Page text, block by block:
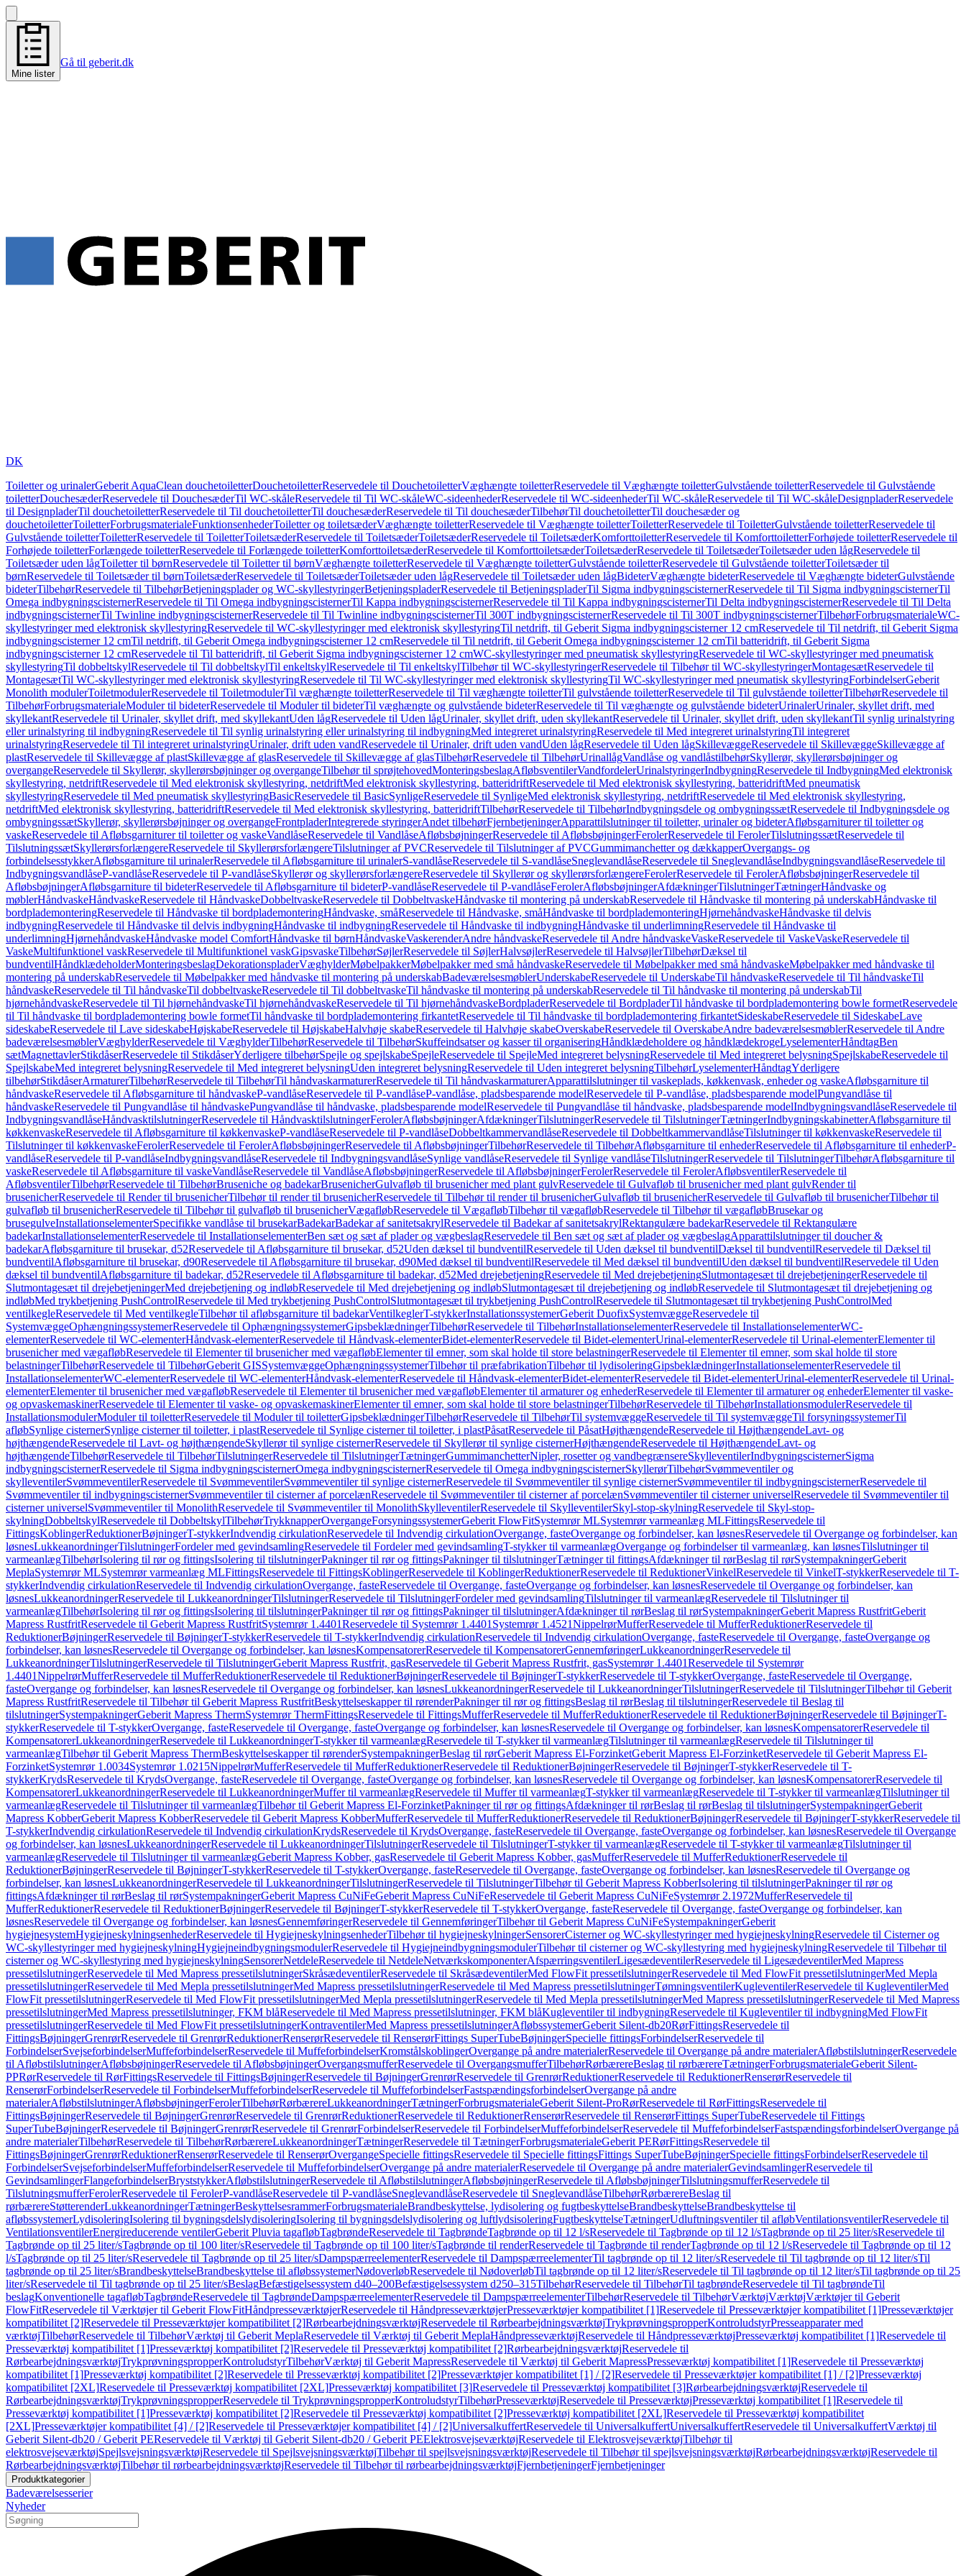
Mine lister
Gå til geberit.dk
DK
Toiletter og urinalerGeberit AquaClean douchetoiletterDouchetoiletterReservedele til DouchetoiletterVæghængte toiletterReservedele til Væghængte toiletterGulvstående toiletterReservedele til Gulvstående
toiletterDouchesæderReservedele til DouchesæderTil WC-skåleReservedele til Til WC-skåleWC-sideenhederReservedele til WC-sideenhederTil WC-skåleReservedele til Til WC-skåleDesignpladerReservedele
til DesignpladerTil douchetoiletterReservedele til Til douchetoiletterTil douchesæderReservedele til Til douchesæderTilbehørTil douchetoiletterTil douchesæder og
douchetoiletterToiletterForbrugsmaterialeFunktionsenhederToiletter og toiletsæderVæghængte toiletterReservedele til Væghængte toiletterToiletterReservedele til ToiletterGulvstående toiletterReservedele til
Gulvstående toiletterToiletterReservedele til ToiletterToiletsæderReservedele til ToiletsæderToiletsæderReservedele til ToiletsæderKomforttoiletterReservedele til KomforttoiletterForhøjede toiletterReservedele til
Forhøjede toiletterForlængede toiletterReservedele til Forlængede toiletterKomforttoiletsæderReservedele til KomforttoiletsæderToiletsæderReservedele til ToiletsæderToiletsæder uden lågReservedele til
Toiletsæder uden lågToiletter til børnReservedele til Toiletter til børnVæghængte toiletterReservedele til Væghængte toiletterGulvstående toiletterReservedele til Gulvstående toiletterToiletsæder til
børnReservedele til Toiletsæder til børnToiletsæderReservedele til ToiletsæderToiletsæder uden lågReservedele til Toiletsæder uden lågBideterVæghængte bideterReservedele til Væghængte bideterGulvstående
bideterTilbehørReservedele til TilbehørBetjeningsplader og WC-skyllestyringerBetjeningspladerReservedele til BetjeningspladerTil Sigma indbygningscisternerReservedele til Til Sigma indbygningscisternerTil
Omega indbygningscisternerReservedele til Til Omega indbygningscisternerTil Kappa indbygningscisternerReservedele til Til Kappa indbygningscisternerTil Delta indbygningscisternerReservedele til Til Delta
indbygningscisternerTil Twinline indbygningscisternerReservedele til Til Twinline indbygningscisternerTil 300T indbygningscisternerReservedele til Til 300T indbygningscisternerTilbehørForbrugsmaterialeWC-
skyllestyringer med elektronisk skyllestyringReservedele til WC-skyllestyringer med elektronisk skyllestyringTil netdrift, til Geberit Sigma indbygningscisterner 12 cmReservedele til Til netdrift, til Geberit Sigma
indbygningscisterner 12 cmTil netdrift, til Geberit Omega indbygningscisterner 12 cmReservedele til Til netdrift, til Geberit Omega indbygningscisterner 12 cmTil batteridrift, til Geberit Sigma
indbygningscisterner 12 cmReservedele til Til batteridrift, til Geberit Sigma indbygningscisterner 12 cmWC-skyllestyringer med pneumatisk skyllestyringReservedele til WC-skyllestyringer med pneumatisk
skyllestyringTil dobbeltskylReservedele til Til dobbeltskylTil enkeltskylReservedele til Til enkeltskylTilbehør til WC-skyllestyringerReservedele til Tilbehør til WC-skyllestyringerMontagesætReservedele til
MontagesætTil WC-skyllestyringer med elektronisk skyllestyringReservedele til Til WC-skyllestyringer med elektronisk skyllestyringTil WC-skyllestyringer med pneumatisk skyllestyringForbindelserGeberit
Monolith modulerToiletmodulerReservedele til ToiletmodulerTil væghængte toiletterReservedele til Til væghængte toiletterTil gulvstående toiletterReservedele til Til gulvstående toiletterTilbehørReservedele til
TilbehørForbrugsmaterialeModuler til bideterReservedele til Moduler til bideterTil væghængte og gulvstående bideterReservedele til Til væghængte og gulvstående bideterUrinalerUrinaler, skyllet drift, med
skyllekantReservedele til Urinaler, skyllet drift, med skyllekantUden lågReservedele til Uden lågUrinaler, skyllet drift, uden skyllekantReservedele til Urinaler, skyllet drift, uden skyllekantTil synlig urinalstyring
eller urinalstyring til indbygningReservedele til Til synlig urinalstyring eller urinalstyring til indbygningMed integreret urinalstyringReservedele til Med integreret urinalstyringTil integreret
urinalstyringReservedele til Til integreret urinalstyringUrinaler, drift uden vandReservedele til Urinaler, drift uden vandUden lågReservedele til Uden lågSkillevæggeReservedele til SkillevæggeSkillevægge af
plastReservedele til Skillevægge af plastSkillevægge af glasReservedele til Skillevægge af glasTilbehørReservedele til TilbehørUrinallågVandlåse og vandlåstilbehørSkyllerør, skyllerørsbøjninger og
overgangeReservedele til Skyllerør, skyllerørsbøjninger og overgangeTilbehør til sprøjtehovedMonteringsbeslagAfløbsventilerVandfordelerUrinalstyringerIndbygningReservedele til IndbygningMed elektronisk
skyllestyring, netdriftReservedele til Med elektronisk skyllestyring, netdriftMed elektronisk skyllestyring, batteridriftReservedele til Med elektronisk skyllestyring, batteridriftMed pneumatisk
skyllestyringReservedele til Med pneumatisk skyllestyringBasicReservedele til BasicSynligeReservedele til SynligeMed elektronisk skyllestyring, netdriftReservedele til Med elektronisk skyllestyring,
netdriftMed elektronisk skyllestyring, batteridriftReservedele til Med elektronisk skyllestyring, batteridriftTilbehørReservedele til TilbehørIndbygningsdele og ombygningssætReservedele til Indbygningsdele og
ombygningssætSkyllerør, skyllerørsbøjninger og overgangeFrontpladerIntegrerede styringerAndet tilbehørFjernbetjeningerApparattilslutninger til toiletter, urinaler og bideterAfløbsgarniturer til toiletter og
vaskeReservedele til Afløbsgarniturer til toiletter og vaskeVandlåseReservedele til VandlåseAfløbsbøjningerReservedele til AfløbsbøjningerFerolerReservedele til FerolerTilslutningssætReservedele til
TilslutningssætSkyllerørsforlængereReservedele til SkyllerørsforlængereTilslutninger af PVCReservedele til Tilslutninger af PVCGummimanchetter og dækkapperOvergangs- og
forbindelsesstykkerAfløbsgarniture til urinalerReservedele til Afløbsgarniture til urinalerS-vandlåseReservedele til S-vandlåseSneglevandlåseReservedele til SneglevandlåseIndbygningsvandlåseReservedele til
IndbygningsvandlåseP-vandlåseReservedele til P-vandlåseSkyllerør og skyllerørsforlængereReservedele til Skyllerør og skyllerørsforlængereFerolerReservedele til FerolerAfløbsbøjningerReservedele til
AfløbsbøjningerAfløbsgarniture til bideterReservedele til Afløbsgarniture til bideterP-vandlåseReservedele til P-vandlåseFerolerAfløbsbøjningerAfdækningerTilslutningerTætningerHåndvaske og
møblerHåndvaskeHåndvaskeReservedele til HåndvaskeDobbeltvaskeReservedele til DobbeltvaskeHåndvaske til montering på underskabReservedele til Håndvaske til montering på underskabHåndvaske til
bordplademonteringReservedele til Håndvaske til bordplademonteringHåndvaske, småReservedele til Håndvaske, småHåndvaske til bordplademonteringHjørnehåndvaskeHåndvaske til delvis
indbygningReservedele til Håndvaske til delvis indbygningHåndvaske til indbygningReservedele til Håndvaske til indbygningHåndvaske til underlimningReservedele til Håndvaske til
underlimningHjørnehåndvaskeHåndvaske model ComfortHåndvaske til børnHåndvaskeVaskerenderAndre håndvaskeReservedele til Andre håndvaskeVaskeReservedele til VaskeVaskeReservedele til
VaskeMultifunktionel vaskReservedele til Multifunktionel vaskGipsvaskeTilbehørSøjlerReservedele til SøjlerHalvsøjlerReservedele til HalvsøjlerTilbehørDæksel til
bundventilHåndklædeholderMonteringsbeslagDekorationspladerVæghylderMøbelpakkerMøbelpakker med små håndvaskeReservedele til Møbelpakker med små håndvaskeMøbelpakker med håndvaske til
montering på underskabReservedele til Møbelpakker med håndvaske til montering på underskabBadeværelsesmøblerUnderskabeReservedele til UnderskabeTil håndvaskeReservedele til Til håndvaskeTil
håndvaskeReservedele til Til håndvaskeTil dobbeltvaskeReservedele til Til dobbeltvaskeTil håndvaske til montering på underskabReservedele til Til håndvaske til montering på underskabTil
hjørnehåndvaskeReservedele til Til hjørnehåndvaskeTil hjørnehåndvaskeReservedele til Til hjørnehåndvaskeBordpladerReservedele til BordpladerTil håndvaske til bordplademontering bowle formetReservedele
til Til håndvaske til bordplademontering bowle formetTil håndvaske til bordplademontering firkantetReservedele til Til håndvaske til bordplademontering firkantetSideskabeReservedele til SideskabeLave
sideskabeReservedele til Lave sideskabeHøjskabeReservedele til HøjskabeHalvhøje skabeReservedele til Halvhøje skabeOverskabeReservedele til OverskabeAndre badeværelsesmøblerReservedele til Andre
badeværelsesmøblerVæghylderReservedele til VæghylderTilbehørReservedele til TilbehørSkuffeindsatser og kasser til organiseringHåndklædeholdere og håndklædekrogeLyselementerHåndtagBen
sætMagnettavlerStikdåserReservedele til StikdåserYderligere tilbehørSpejle og spejlskabeSpejleReservedele til SpejleMed integreret belysningReservedele til Med integreret belysningSpejlskabeReservedele til
SpejlskabeMed integreret belysningReservedele til Med integreret belysningUden integreret belysningReservedele til Uden integreret belysningTilbehørLyselementerHåndtagYderligere
tilbehørStikdåserArmaturerTilbehørReservedele til TilbehørTil håndvaskarmaturerReservedele til Til håndvaskarmaturerApparattilslutninger til vaskeplads, køkkenvask, enheder og vaskeAfløbsgarniture til
håndvaskeReservedele til Afløbsgarniture til håndvaskeP-vandlåseReservedele til P-vandlåseP-vandlåse, pladsbesparende modelReservedele til P-vandlåse, pladsbesparende modelPungvandlåse til
håndvaskeReservedele til Pungvandlåse til håndvaskePungvandlåse til håndvaske, pladsbesparende modelReservedele til Pungvandlåse til håndvaske, pladsbesparende modelIndbygningsvandlåseReservedele til
IndbygningsvandlåseHåndvasktilslutningerReservedele til HåndvasktilslutningerFerolerAfløbsbøjningerAfdækningerTilslutningerReservedele til TilslutningerTætningerIndbygningskabinetterAfløbsgarniture til
køkkenvaskeReservedele til Afløbsgarniture til køkkenvaskeP-vandlåseReservedele til P-vandlåseDobbeltkammervandlåseReservedele til DobbeltkammervandlåseTilslutninger til køkkenvaskeReservedele til
Tilslutninger til køkkenvaskeFerolerReservedele til FerolerAfløbsbøjningerReservedele til AfløbsbøjningerTilbehørReservedele til TilbehørAfløbsgarniture til enhederReservedele til Afløbsgarniture til enhederP-
vandlåseReservedele til P-vandlåseIndbygningsvandlåseReservedele til IndbygningsvandlåseSynlige vandlåseReservedele til Synlige vandlåseTilslutningerReservedele til TilslutningerTilbehørAfløbsgarniture til
vaskeReservedele til Afløbsgarniture til vaskeVandlåseReservedele til VandlåseAfløbsbøjningerReservedele til AfløbsbøjningerFerolerReservedele til FerolerAfløbsventilerReservedele til
AfløbsventilerTilbehørReservedele til TilbehørBruseniche og badekarBrusenicherGulvafløb til brusenicher med plant gulvReservedele til Gulvafløb til brusenicher med plant gulvRender til
brusenicherReservedele til Render til brusenicherTilbehør til render til brusenicherReservedele til Tilbehør til render til brusenicherGulvafløb til brusenicherReservedele til Gulvafløb til brusenicherTilbehør til
gulvafløb til brusenicherReservedele til Tilbehør til gulvafløb til brusenicherVægafløbReservedele til VægafløbTilbehør til vægafløbReservedele til Tilbehør til vægafløbBrusekar og
brusegulveInstallationselementerSpecifikke vandlåse til brusekarBadekarBadekar af sanitetsakrylReservedele til Badekar af sanitetsakrylRektangulære badekarReservedele til Rektangulære
badekarInstallationselementerReservedele til InstallationselementerBen sæt og sæt af plader og vægbeslagReservedele til Ben sæt og sæt af plader og vægbeslagApparattilslutninger til doucher &
badekarAfløbsgarniture til brusekar, d52Reservedele til Afløbsgarniture til brusekar, d52Uden dæksel til bundventilReservedele til Uden dæksel til bundventilDæksel til bundventilReservedele til Dæksel til
bundventilAfløbsgarniture til brusekar, d90Reservedele til Afløbsgarniture til brusekar, d90Med dæksel til bundventilReservedele til Med dæksel til bundventilUden dæksel til bundventilReservedele til Uden
dæksel til bundventilAfløbsgarniture til badekar, d52Reservedele til Afløbsgarniture til badekar, d52Med drejebetjeningReservedele til Med drejebetjeningSlutmontagesæt til drejebetjeningerReservedele til
Slutmontagesæt til drejebetjeningerMed drejebetjening og indløbReservedele til Med drejebetjening og indløbSlutmontagesæt til drejebetjening og indløbReservedele til Slutmontagesæt til drejebetjening og
indløbMed trykbetjening PushControlReservedele til Med trykbetjening PushControlSlutmontagesæt til trykbetjening PushControlReservedele til Slutmontagesæt til trykbetjening PushControlMed
ventilkegleReservedele til Med ventilkegleTilbehør til afløbsgarniture til badekarVentilkeglerT-stykkerInstallationssystemerGeberit DuofixSystemvæggeReservedele til
SystemvæggeOphængningssystemerReservedele til OphængningssystemerGipsbeklædningerTilbehørReservedele til TilbehørInstallationselementerReservedele til InstallationselementerWC-
elementerReservedele til WC-elementerHåndvask-elementerReservedele til Håndvask-elementerBidet-elementerReservedele til Bidet-elementerUrinal-elementerReservedele til Urinal-elementerElementer til
brusenicher med vægafløbReservedele til Elementer til brusenicher med vægafløbElementer til emner, som skal holde til store belastningerReservedele til Elementer til emner, som skal holde til store
belastningerTilbehørReservedele til TilbehørGeberit GISSystemvæggeOphængningssystemerTilbehør til præfabrikationTilbehør til lydisoleringGipsbeklædningerInstallationselementerReservedele til
InstallationselementerWC-elementerReservedele til WC-elementerHåndvask-elementerReservedele til Håndvask-elementerBidet-elementerReservedele til Bidet-elementerUrinal-elementerReservedele til Urinal-
elementerElementer til brusenicher med vægafløbReservedele til Elementer til brusenicher med vægafløbElementer til armaturer og enhederReservedele til Elementer til armaturer og enhederElementer til vaske-
og opvaskemaskinerReservedele til Elementer til vaske- og opvaskemaskinerElementer til emner, som skal holde til store belastningerTilbehørReservedele til TilbehørInstallationsmodulerReservedele til
InstallationsmodulerModuler til toiletterReservedele til Moduler til toiletterGipsbeklædningerTilbehørReservedele til TilbehørTil systemvæggeReservedele til Til systemvæggeTil forsyningssystemerTil
afløbSynlige cisternerSynlige cisterner til toiletter, i plastReservedele til Synlige cisterner til toiletter, i plastPåsatReservedele til PåsatHøjthængendeReservedele til HøjthængendeLavt- og
højthængendeReservedele til Lavt- og højthængendeSkyllerør til synlige cisternerReservedele til Skyllerør til synlige cisternerHøjthængendeReservedele til HøjthængendeLavt- og
højthængendeTilbehørReservedele til TilbehørTilslutningerReservedele til TilslutningerTætningerGummimanchetterNipler, rosetter og vandbegrænsereSkylleventilerIndbygningscisternerSigma
indbygningscisternerReservedele til Sigma indbygningscisternerOmega indbygningscisternerReservedele til Omega indbygningscisternerSkyllerørTilbehørSvømmeventiler og
skylleventilerSvømmeventilerReservedele til SvømmeventilerSvømmeventiler til synlige cisternerReservedele til Svømmeventiler til synlige cisternerSvømmeventiler til indbygningscisternerReservedele til
Svømmeventiler til indbygningscisternerSvømmeventiler til cisterner af porcelænReservedele til Svømmeventiler til cisterner af porcelænSvømmeventiler til cisterner universelReservedele til Svømmeventiler til
cisterner universelSvømmeventiler til MonolithReservedele til Svømmeventiler til MonolithSkylleventilerReservedele til SkylleventilerSkyl-stop-skylningReservedele til Skyl-stop-
skylningDobbeltskylReservedele til DobbeltskylTilbehørTrykknapperOvergangeForsyningssystemerGeberit FlowFitSystemrør MLSystemrør varmeanlæg MLFittingsReservedele til
FittingsKoblingerReduktionerBøjningerT-stykkerIndvendig cirkulationReservedele til Indvendig cirkulationOvergange, fasteOvergange og forbindelser, kan løsnesReservedele til Overgange og forbindelser, kan
løsnesLukkeanordningerTilslutningerFordeler med gevindsamlingReservedele til Fordeler med gevindsamlingT-stykker til varmeanlægOvergange og forbindelser til varmeanlæg, kan løsnesTilslutninger til
varmeanlægTilbehørIsolering til rør og fittingsIsolering til tilslutningerPakninger til rør og fittingsPakninger til tilslutningerTætninger til fittingsAfdækninger til rørBeslag til rørSystempakningerGeberit
MeplaSystemrør MLSystemrør varmeanlæg MLFittingsReservedele til FittingsKoblingerReservedele til KoblingerReduktionerReservedele til ReduktionerVinkelReservedele til VinkelT-stykkerReservedele til T-
stykkerIndvendig cirkulationReservedele til Indvendig cirkulationOvergange, fasteReservedele til Overgange, fasteOvergange og forbindelser, kan løsnesReservedele til Overgange og forbindelser, kan
løsnesLukkeanordningerReservedele til LukkeanordningerTilslutningerReservedele til TilslutningerFordeler med gevindsamlingTilslutninger til varmeanlægReservedele til Tilslutninger til
varmeanlægTilbehørIsolering til rør og fittingsIsolering til tilslutningerPakninger til rør og fittingsPakninger til tilslutningerAfdækninger til rørBeslag til rørSystempakningerGeberit Mapress RustfritGeberit
Mapress RustfritReservedele til Geberit Mapress RustfritSystemrør 1.4401Reservedele til Systemrør 1.4401 Systemrør 1.4521NippelrørMufferReservedele til MufferReduktionerReservedele til
ReduktionerBøjningerReservedele til BøjningerT-stykkerReservedele til T-stykkerIndvendig cirkulationReservedele til Indvendig cirkulationOvergange, fasteReservedele til Overgange, fasteOvergange og
forbindelser, kan løsnesReservedele til Overgange og forbindelser, kan løsnesKompensatorerReservedele til KompensatorerGennemføringerLukkeanordningerReservedele til
LukkeanordningerTilslutningerReservedele til TilslutningerGeberit Mapress Rustfrit, gasReservedele til Geberit Mapress Rustfrit, gasSystemrør 1.4401Reservedele til Systemrør
1.4401NippelrørMufferReservedele til MufferReduktionerReservedele til ReduktionerBøjningerReservedele til BøjningerT-stykkerReservedele til T-stykkerOvergange, fasteReservedele til Overgange,
fasteOvergange og forbindelser, kan løsnesReservedele til Overgange og forbindelser, kan løsnesLukkeanordningerReservedele til LukkeanordningerTilslutningerReservedele til TilslutningerTilbehør til Geberit
Mapress RustfritReservedele til Tilbehør til Geberit Mapress RustfritBeskyttelseskapper til rørenderPakninger til rør og fittingsBeslag til rørBeslag til tilslutningerReservedele til Beslag til
tilslutningerSystempakningerGeberit Mapress ThermSystemrør ThermFittingsReservedele til FittingsMufferReservedele til MufferReduktionerReservedele til ReduktionerBøjningerReservedele til BøjningerT-
stykkerReservedele til T-stykkerOvergange, fasteReservedele til Overgange, fasteOvergange og forbindelser, kan løsnesReservedele til Overgange og forbindelser, kan løsnesKompensatorerReservedele til
KompensatorerLukkeanordningerReservedele til LukkeanordningerT-stykker til varmeanlægReservedele til T-stykker til varmeanlægTilslutninger til varmeanlægReservedele til Tilslutninger til
varmeanlægTilbehør til Geberit Mapress ThermBeskyttelseskapper til rørenderSystempakningerBeslag til rørGeberit Mapress El-ForzinketGeberit Mapress El-ForzinketReservedele til Geberit Mapress El-
ForzinketSystemrør 1.0034Systemrør 1.0215NippelrørMufferReservedele til MufferReduktionerReservedele til ReduktionerBøjningerReservedele til BøjningerT-stykkerReservedele til T-
stykkerKrydsReservedele til KrydsOvergange, fasteReservedele til Overgange, fasteOvergange og forbindelser, kan løsnesReservedele til Overgange og forbindelser, kan løsnesKompensatorerReservedele til
KompensatorerLukkeanordningerReservedele til LukkeanordningerMuffer til varmeanlægReservedele til Muffer til varmeanlægT-stykker til varmeanlægReservedele til T-stykker til varmeanlægTilslutninger til
varmeanlægReservedele til Tilslutninger til varmeanlægTilbehør til Geberit Mapress El-ForzinketPakninger til rør og fittingsAfdækninger til rørBeslag til rørBeslag til tilslutningerSystempakningerGeberit
Mapress KobberGeberit Mapress KobberReservedele til Geberit Mapress KobberMufferReservedele til MufferReduktionerReservedele til ReduktionerBøjningerReservedele til BøjningerT-stykkerReservedele til
T-stykkerIndvendig cirkulationReservedele til Indvendig cirkulationKrydsReservedele til KrydsOvergange, fasteReservedele til Overgange, fasteOvergange og forbindelser, kan løsnesReservedele til Overgange
og forbindelser, kan løsnesLukkeanordningerReservedele til LukkeanordningerTilslutningerReservedele til TilslutningerT-stykker til varmeanlægReservedele til T-stykker til varmeanlægTilslutninger til
varmeanlægReservedele til Tilslutninger til varmeanlægGeberit Mapress Kobber, gasReservedele til Geberit Mapress Kobber, gasMufferReservedele til MufferReduktionerReservedele til
ReduktionerBøjningerReservedele til BøjningerT-stykkerReservedele til T-stykkerOvergange, fasteReservedele til Overgange, fasteOvergange og forbindelser, kan løsnesReservedele til Overgange og
forbindelser, kan løsnesLukkeanordningerReservedele til LukkeanordningerTilslutningerReservedele til TilslutningerTilbehør til Geberit Mapress KobberIsolering til tilslutningerPakninger til rør og
fittingsAfdækninger til rørBeslag til rørSystempakningerGeberit Mapress CuNiFeGeberit Mapress CuNiFeReservedele til Geberit Mapress CuNiFeSystemrør 2.1972MufferReservedele til
MufferReduktionerReservedele til ReduktionerBøjningerReservedele til BøjningerT-stykkerReservedele til T-stykkerOvergange, fasteReservedele til Overgange, fasteOvergange og forbindelser, kan
løsnesReservedele til Overgange og forbindelser, kan løsnesGennemføringerReservedele til GennemføringerTilbehør til Geberit Mapress CuNiFeSystempakningerGeberit
hygiejnesystemHygiejneskylningsenhederReservedele til HygiejneskylningsenhederTilbehør til hygiejneskylningerSensorerCisterner og WC-skyllestyringer med hygiejneskylningReservedele til Cisterner og
WC-skyllestyringer med hygiejneskylningHygiejneindbygningsmodulerReservedele til HygiejneindbygningsmodulerTilbehør til cisterner og WC-skyllestyring med hygiejneskylningReservedele til Tilbehør til
cisterner og WC-skyllestyring med hygiejneskylningSensorerNetdeleReservedele til NetdeleNetværkskomponenterAfspærringsventilerLigesædeventilerReservedele til LigesædeventilerMed Mapress
pressetilslutningerReservedele til Med Mapress pressetilslutningerSkråsædeventilerReservedele til SkråsædeventilerMed FlowFit pressetilslutningerReservedele til Med FlowFit pressetilslutningerMed Mepla
pressetilslutningerReservedele til Med Mepla pressetilslutningerMed Mapress pressetilslutningerReservedele til Med Mapress pressetilslutningerTømningsventilerKugleventilerReservedele til KugleventilerMed
FlowFit pressetilslutningerReservedele til Med FlowFit pressetilslutningerMed Mepla pressetilslutningerReservedele til Med Mepla pressetilslutningerMed Mapress pressetilslutningerReservedele til Med Mapress
pressetilslutningerMed Mapress pressetilslutninger, FKM blåReservedele til Med Mapress pressetilslutninger, FKM blåKugleventiler til indbygningReservedele til Kugleventiler til indbygningMed FlowFit
pressetilslutningerReservedele til Med FlowFit pressetilslutningerKontraventilerMed Mapress pressetilslutningerAfløbssystemerGeberit Silent-db20RørFittingsReservedele til
FittingsBøjningerGrenrørReservedele til GrenrørReduktionerRenserørReservedele til RenserørFittings SuperTubeBøjningerSpecielle fittingsForbindelserReservedele til
ForbindelserSvejseforbindelserMuffeforbindelserReservedele til MuffeforbindelserKromstålskoblingerOvergange på andre materialerReservedele til Overgange på andre materialerAfløbstilslutningerReservedele
til AfløbstilslutningerAfløbsbøjningerReservedele til AfløbsbøjningerOvergangsmufferReservedele til OvergangsmufferTilbehørRørbærereBeslag til rørbærereTætningerForbrugsmaterialeGeberit Silent-
PPRørReservedele til RørFittingsReservedele til FittingsBøjningerReservedele til BøjningerGrenrørReservedele til GrenrørReduktionerReservedele til ReduktionerRenserørReservedele til
RenserørForbindelserReservedele til ForbindelserMuffeforbindelserReservedele til MuffeforbindelserFastspændingsforbindelserOvergange på andre
materialerAfløbstilslutningerAfløbsbøjningerFerolerTilbehørRørbærereLukkeanordningerTætningerForbrugsmaterialeGeberit Silent-ProRørReservedele til RørFittingsReservedele til
FittingsBøjningerReservedele til BøjningerGrenrørReservedele til GrenrørReduktionerReservedele til ReduktionerRenserørReservedele til RenserørFittings SuperTubeReservedele til Fittings
SuperTubeBøjningerReservedele til BøjningerGrenrørReservedele til GrenrørForbindelserReservedele til ForbindelserMuffeforbindelserReservedele til MuffeforbindelserFastspændingsforbindelserOvergange på
andre materialerTilbehørReservedele til TilbehørRørbærereLukkeanordningerTætningerReservedele til TætningerForbrugsmaterialeGeberit PERørFittingsReservedele til
FittingsBøjningerGrenrørReduktionerRenserørReservedele til RenserørOvergangeSpecielle fittingsReservedele til Specielle fittingsFittings SuperTubeBøjningerSpecielle fittingsForbindelserReservedele til
ForbindelserSvejseforbindelserMuffeforbindelserReservedele til MuffeforbindelserOvergange på andre materialerReservedele til Overgange på andre materialerGevindsamlingerReservedele til
GevindsamlingerFlangeforbindelserBryststykkerAfløbstilslutningerReservedele til AfløbstilslutningerAfløbsbøjningerReservedele til AfløbsbøjningerTilslutningsmufferReservedele til
TilslutningsmufferFerolerReservedele til FerolerP-vandlåseReservedele til P-vandlåseSneglevandlåseReservedele til SneglevandlåseTilbehørRørbærereBeslag til
rørbærereStøtterenderLukkeanordningerTætningerBeskyttelsesrammerForbrugsmaterialeBrandbeskyttelse, lydisolering og fugtbeskyttelseBrandbeskyttelseBrandbeskyttelse til
afløbssystemerLydisoleringIsolering til bygningsdelslydisoleringIsolering til bygningsdelslydisolering og luftlydsisoleringFugtbeskyttelseTætningerUdluftningsventiler til afløbVentilationsventilerReservedele til
VentilationsventilerEnergireducerende ventilerGeberit Pluvia tagafløbTagbrøndeReservedele til TagbrøndeTagbrønde op til 12 l/sReservedele til Tagbrønde op til 12 l/sTagbrønde op til 25 liter/sReservedele til
Tagbrønde op til 25 liter/sTagbrønde op til 100 liter/sReservedele til Tagbrønde op til 100 liter/sTagbrønde til renderReservedele til Tagbrønde til renderTagbrønde op til 12 l/sReservedele til Tagbrønde op til 12
l/sTagbrønde op til 25 liter/sReservedele til Tagbrønde op til 25 liter/sDampspærreelementerReservedele til DampspærreelementerTil tagbrønde op til 12 liter/sReservedele til Til tagbrønde op til 12 liter/sTil
tagbrønde op til 25 liter/sBrandbeskyttelseBrandbeskyttelse til afløbssystemerNødoverløbReservedele til NødoverløbTil tagbrønde op til 12 liter/sReservedele til Til tagbrønde op til 12 liter/sTil tagbrønde op til 25
liter/sReservedele til Til tagbrønde op til 25 liter/sBeslagBefæstigelsessystem d40–200Befæstigelsessystem d250–315TilbehørReservedele til TilbehørTil tagbrøndeReservedele til Til tagbrøndeTil
beslagKonventionelle tagafløbTagbrøndeReservedele til TagbrøndeDampspærreelementerReservedele til DampspærreelementerTilbehørReservedele til TilbehørVærktøjVærktøjVærktøjer til Geberit
FlowFitReservedele til Værktøjer til Geberit FlowFitHåndpresseværktøjerReservedele til HåndpresseværktøjerPresseværktøjer kompatibilitet [1]Reservedele til Presseværktøjer kompatibilitet [1]Presseværktøjer
kompatibilitet [2]Reservedele til Presseværktøjer kompatibilitet [2]RørbearbejdningsværktøjReservedele til RørbearbejdningsværktøjTrykprøvningspropperKontroludstyrPresseapparater med
værktøjTilbehørReservedele til TilbehørVærktøj til Geberit MeplaReservedele til Værktøj til Geberit MeplaHåndpresseværktøjReservedele til HåndpresseværktøjPresseværktøj kompatibilitet [1]Reservedele til
Presseværktøj kompatibilitet [1]Presseværktøj kompatibilitet [2]Reservedele til Presseværktøj kompatibilitet [2]RørbearbejdningsværktøjReservedele til
RørbearbejdningsværktøjTrykprøvningspropperKontroludstyrTilbehørVærktøj til Geberit MapressReservedele til Værktøj til Geberit MapressPresseværktøj kompatibilitet [1]Reservedele til Presseværktøj
kompatibilitet [1]Presseværktøj kompatibilitet [2]Reservedele til Presseværktøj kompatibilitet [2]Presseværktøjer kompatibilitet [1] / [2]Reservedele til Presseværktøjer kompatibilitet [1] / [2]Presseværktøj
kompatibilitet [2XL]Reservedele til Presseværktøj kompatibilitet [2XL]Presseværktøj kompatibilitet [3]Reservedele til Presseværktøj kompatibilitet [3]RørbearbejdningsværktøjReservedele til
RørbearbejdningsværktøjTrykprøvningspropperReservedele til TrykprøvningspropperKontroludstyrTilbehørPresseværktøjReservedele til PresseværktøjPresseværktøj kompatibilitet [1]Reservedele til
Presseværktøj kompatibilitet [1]Presseværktøj kompatibilitet [2]Reservedele til Presseværktøj kompatibilitet [2]Presseværktøj kompatibilitet [2XL]Reservedele til Presseværktøj kompatibilitet
[2XL]Presseværktøjer kompatibilitet [4] / [2]Reservedele til Presseværktøjer kompatibilitet [4] / [2]UniversalkuffertReservedele til UniversalkuffertUniversalkuffertReservedele til UniversalkuffertVærktøj til
Geberit Silent-db20 / Geberit PEReservedele til Værktøj til Geberit Silent-db20 / Geberit PEElektrosvejseværktøjReservedele til ElektrosvejseværktøjTilbehør til
elektrosvejseværktøjSpejlsvejsningsværktøjReservedele til SpejlsvejsningsværktøjTilbehør til spejlsvejsningsværktøjReservedele til Tilbehør til spejlsvejsningsværktøjRørbearbejdningsværktøjReservedele til
RørbearbejdningsværktøjTilbehør til rørbearbejdningsværktøjReservedele til Tilbehør til rørbearbejdningsværktøjFjernbetjeningerFjernbetjeninger
Produktkategorier
Badeværelsesserier
Nyheder